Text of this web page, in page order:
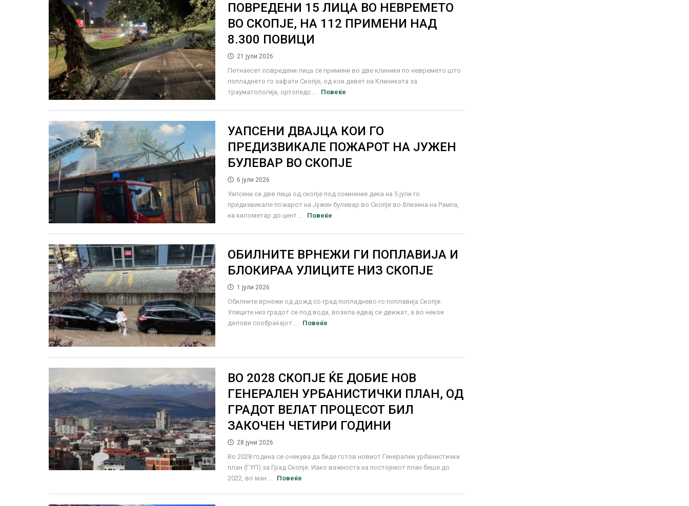
ПОВРЕДЕНИ 15 ЛИЦА ВО НЕВРЕМЕТО
ВО СКОПЈЕ, НА 112 ПРИМЕНИ НАД
8.300 ПОВИЦИ
21 јули 2026
Петнаесет повредени лица се примени во две клиники по невремето што
попладнето го зафати Скопје, од кои девет на Kлиниката за
трауматологија, ортопедс ...
Повеќе
УАПСЕНИ ДВАЈЦА КОИ ГО
ПРЕДИЗВИКАЛЕ ПОЖАРОТ НА ЈУЖЕН
БУЛЕВАР ВО СКОПЈЕ
6 јули 2026
Уапсени се две лица од скопје под сомнение дека на 5 јули го
предизвикале пожарот на Јужен булевар во Скопје во близина на Рампа,
на километар до цент ...
Повеќе
ОБИЛНИТЕ ВРНЕЖИ ГИ ПОПЛАВИЈА И
БЛОКИРАА УЛИЦИТЕ НИЗ СКОПЈЕ
1 јули 2026
Обилните врнежи од дожд со град попладнево го поплавија Скопје.
Улиците низ градот се под вода, возила едвај се движат, а во некои
делови сообраќајот ...
Повеќе
ВО 2028 СКОПЈЕ ЌЕ ДОБИЕ НОВ
ГЕНЕРАЛЕН УРБАНИСТИЧКИ ПЛАН, ОД
ГРАДОТ ВЕЛАТ ПРОЦЕСОТ БИЛ
ЗАКОЧЕН ЧЕТИРИ ГОДИНИ
28 јуни 2026
Во 2028 година се очекува да биде готов новиот Генерален урбанистички
план (ГУП) за Град Скопје. Иако важноста на постојниот план беше до
2022, во ман ...
Повеќе